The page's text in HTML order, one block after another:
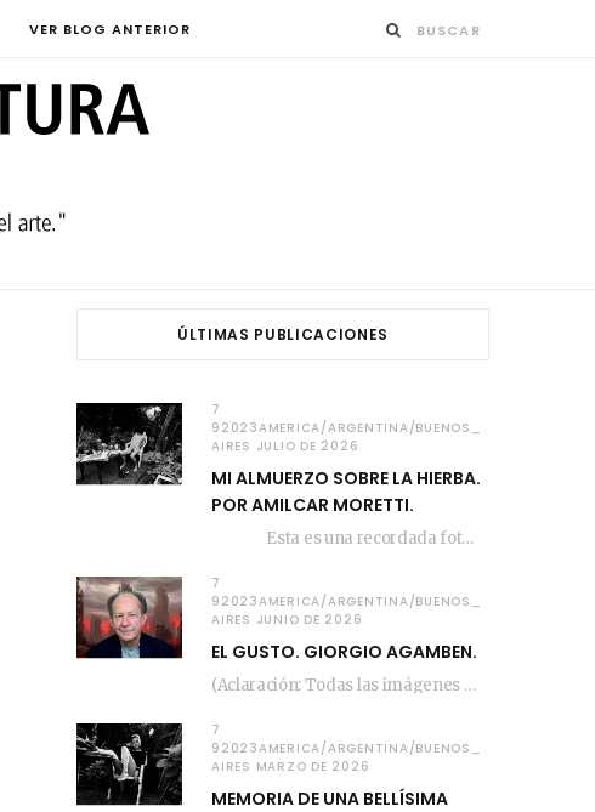
VER BLOG ANTERIOR
ÚLTIMAS PUBLICACIONES
7
92023AMERICA/ARGENTINA/BUENOS_
AIRES JULIO DE 2026
MI ALMUERZO SOBRE LA HIERBA.
POR AMILCAR MORETTI.
Esta es una recordada fotografía que registré…
7
92023AMERICA/ARGENTINA/BUENOS_
AIRES JUNIO DE 2026
EL GUSTO. GIORGIO AGAMBEN.
(Aclaración: Todas las imágenes de este posteo fueron tomadas de Bloghemia.com, y todos los…
7
92023AMERICA/ARGENTINA/BUENOS_
AIRES MARZO DE 2026
MEMORIA DE UNA BELLÍSIMA